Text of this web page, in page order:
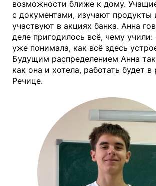
возможности ближе к дому.
с документами, изучают продукты
участвуют в акциях банка. Анна
деле пригодилось всё, чему
уже понимала, как всё здесь
Будущим распределением Анна
как она и хотела, работать будет в
Речице.